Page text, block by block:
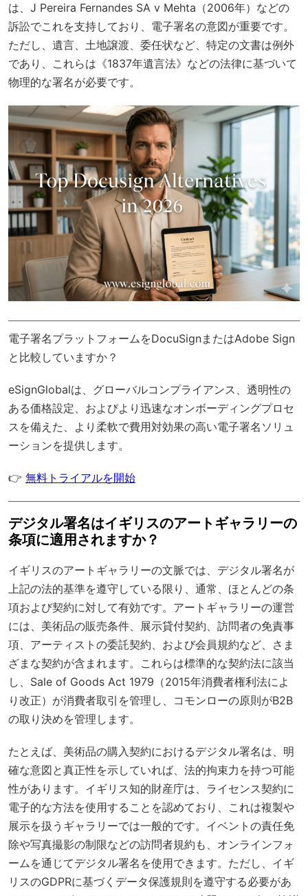
は、 J Pereira Fernandes SA v Mehta （2006年）などの
訴訟でこれを支持しており、電子署名の意図が重要です。
ただし、遺言、土地譲渡、委任状など、特定の文書は例外
であり、これらは《1837年遺言法》などの法律に基づいて
物理的な署名が必要です。
電子署名プラットフォームをDocuSignまたはAdobe Sign
と比較していますか？
eSignGlobalは、 グローバルコンプライアンス 、透明性の
ある価格設定、およびより迅速なオンボーディングプロセ
スを備えた、より柔軟で費用対効果の高い電子署名ソリュ
ーションを提供します。
👉 無料トライアルを開始
デジタル署名はイギリスのアートギャラリーの
条項に適用されますか？
イギリスのアートギャラリーの文脈では、デジタル署名が
上記の法的基準を遵守している限り、通常、ほとんどの条
項および契約に対して有効です。アートギャラリーの運営
には、美術品の販売条件、展示貸付契約、訪問者の免責事
項、アーティストの委託契約、および会員規約など、さま
ざまな契約が含まれます。これらは標準的な契約法に該当
し、 Sale of Goods Act 1979 （2015年消費者権利法によ
り改正）が消費者取引を管理し、コモンローの原則がB2B
の取り決めを管理します。
たとえば、美術品の購入契約におけるデジタル署名は、明
確な意図と真正性を示していれば、法的拘束力を持つ可能
性があります。イギリス知的財産庁は、ライセンス契約に
電子的な方法を使用することを認めており、これは複製や
展示を扱うギャラリーでは一般的です。イベントの責任免
除や写真撮影の制限などの訪問者規約も、オンラインフォ
ームを通じてデジタル署名を使用できます。ただし、イギ
リスのGDPRに基づくデータ保護規則を遵守する必要があ